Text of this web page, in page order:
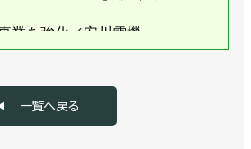
業を強化／安川電機
一覧へ戻る